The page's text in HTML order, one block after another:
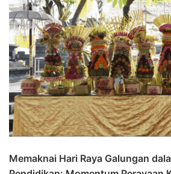
Memaknai Hari Raya Galungan